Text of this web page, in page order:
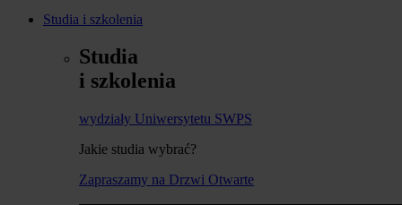
Studia i szkolenia
Studia
i szkolenia
wydziały Uniwersytetu SWPS
Jakie studia wybrać?
Zapraszamy na Drzwi Otwarte